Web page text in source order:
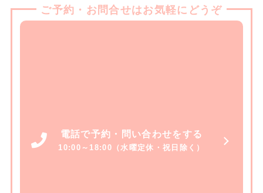
ご予約・お問合せはお気軽にどうぞ
電話で予約・問い合わせをする
10:00～18:00（水曜定休・祝日除く）